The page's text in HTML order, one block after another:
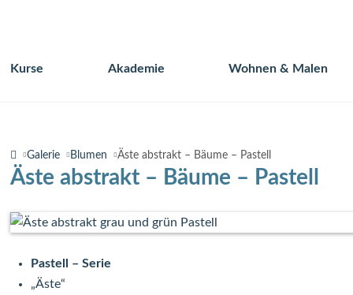
Navigation
Kurse Akademie Wohnen & Malen
Galerie Blumen Äste abstrakt – Bäume – Pastell
Äste abstrakt – Bäume – Pastell
Pastell – Serie
„Äste“